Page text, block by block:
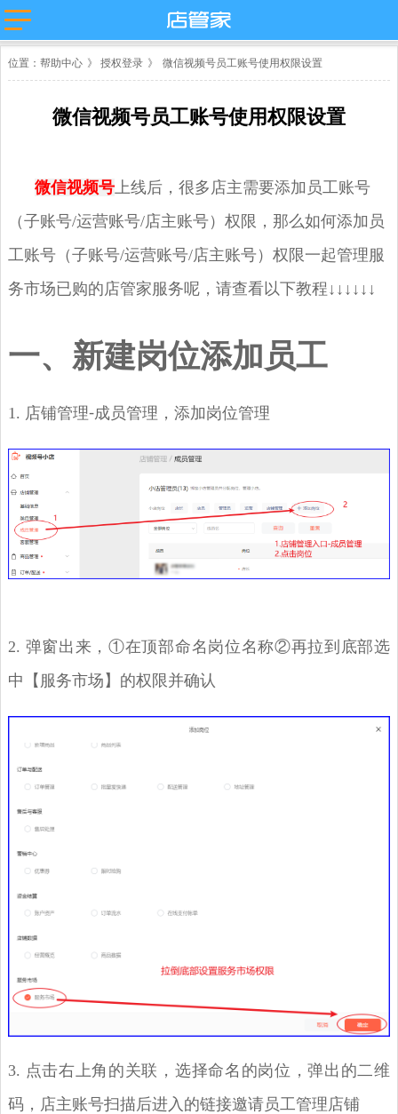
淘宝
天猫
售
淘工厂
抖店分销代
店管家厂商
苏宁易购 唯品会 值点
团好货 快团团
位置： 帮助中心 》 授权登录 》 微信视频号员工账号使用权限设置
微信视频号员工账号使用权限设置
微信视频号上线后，很多店主需要添加员工账号
（子账号/运营账号/店主账号） 权限，那么如何添加员
工账号（子账号/运营账号/店主账号）权限一起管理服
务市场已购的店管家服务呢，请查看以下教程↓↓↓↓↓↓
一、新建岗位添加员工
1. 店铺管理-成员管理，添加岗位管理
2. 弹窗出来，①在顶部命名岗位名称②再拉到底部选
中【服务市场】的权限并确认
3. 点击右上角的关联，选择命名的岗位，弹出的二维
码，店主账号扫描后进入的链接邀请员工管理店铺